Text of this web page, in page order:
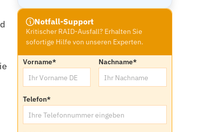
Notfall-Support
Kritischer RAID-Ausfall? Erhalten Sie
sofortige Hilfe von unseren Experten.
Vorname* Nachname*
Telefon*